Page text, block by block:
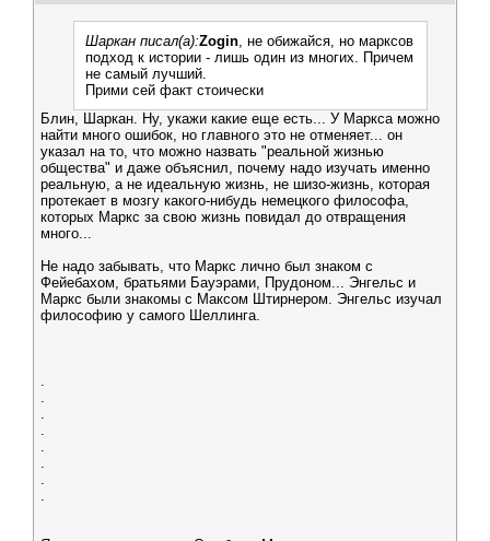
Шаркан писал(а):Zogin, не обижайся, но марксов
подход к истории - лишь один из многих. Причем
не самый лучший.
Прими сей факт стоически
Блин, Шаркан. Ну, укажи какие еще есть... У Маркса можно
найти много ошибок, но главного это не отменяет... он
указал на то, что можно назвать "реальной жизнью
общества" и даже объяснил, почему надо изучать именно
реальную, а не идеальную жизнь, не шизо-жизнь, которая
протекает в мозгу какого-нибудь немецкого философа,
которых Маркс за свою жизнь повидал до отвращения
много...
Не надо забывать, что Маркс лично был знаком с
Фейебахом, братьями Бауэрами, Прудоном... Энгельс и
Маркс были знакомы с Максом Штирнером. Энгельс изучал
философию у самого Шеллинга.
.
.
.
.
.
.
.
.